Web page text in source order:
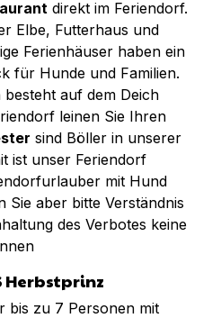
direkt im Feriendorf.
Elbe, Futterhaus und
Ferienhäuser haben ein
für Hunde und Familien.
auf dem Deich
leinen Sie Ihren
sind Böller in unserer
ist unser Feriendorf
mit Hund
aber bitte Verständnis
des Verbotes keine
Herbstprinz
bis zu 7 Personen mit